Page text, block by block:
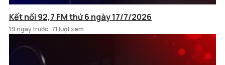
Kết nối 92,7 FM thứ 6 ngày 17/7/2026
19 ngày trước 71 lượt xem